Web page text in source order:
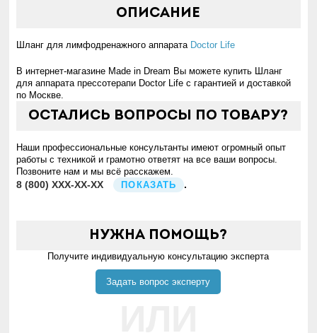
Описание
Шланг для лимфодренажного аппарата Doctor Life
В интернет-магазине Made in Dream Вы можете купить Шланг
для аппарата прессотерапи Doctor Life с гарантией и доставкой
по Москве.
Остались вопросы по товару?
Наши профессиональные консультанты имеют огромный опыт
работы с техникой и грамотно ответят на все ваши вопросы.
Позвоните нам и мы всё расскажем.
8 (800)XXX-XX-XX ПОКАЗАТЬ .
Нужна помощь?
Получите индивидуальную консультацию эксперта
Задать вопрос эксперту